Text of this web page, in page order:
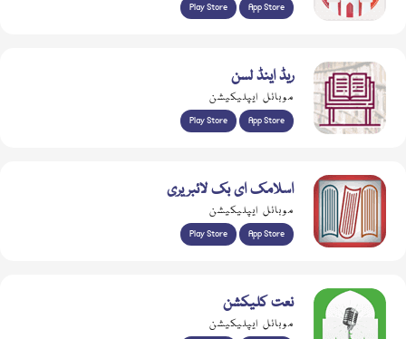
Play Store App Store
ریڈ اینڈ لسن
موبائل ایپلیکیشن
Play Store App Store
اسلامک ای بک لائبریری
موبائل ایپلیکیشن
Play Store App Store
نعت کلیکشن
موبائل ایپلیکیشن